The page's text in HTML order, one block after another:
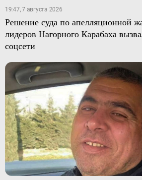
19:47, 7 августа 2026
Решение суда по апелляционной
лидеров Нагорного Карабаха
соцсети